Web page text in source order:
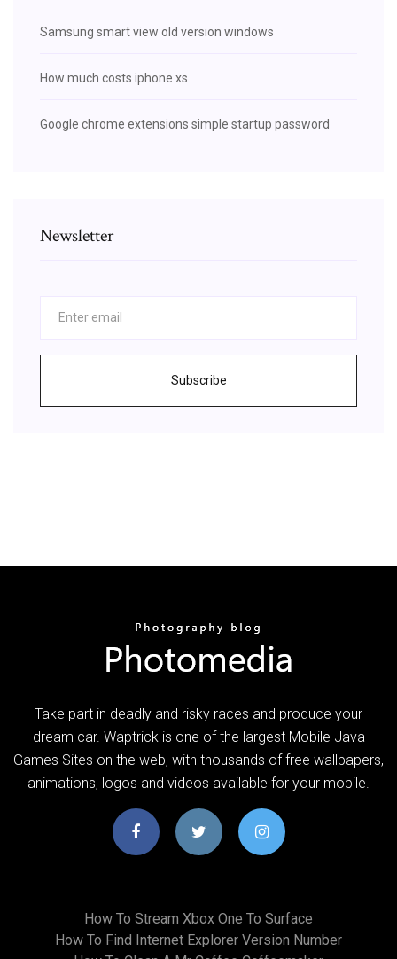
Samsung smart view old version windows
How much costs iphone xs
Google chrome extensions simple startup password
Newsletter
Subscribe
Take part in deadly and risky races and produce your
dream car. Waptrick is one of the largest Mobile Java
Games Sites on the web, with thousands of free wallpapers,
animations, logos and videos available for your mobile.
How To Stream Xbox One To Surface
How To Find Internet Explorer Version Number